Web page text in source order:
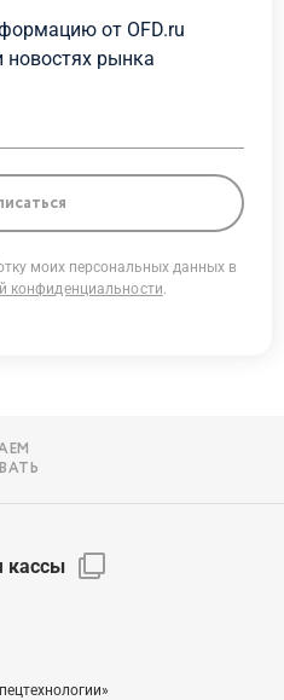
от OFD.ru
новостях рынка
моих персональных данных в
конфиденциальности.
кассы